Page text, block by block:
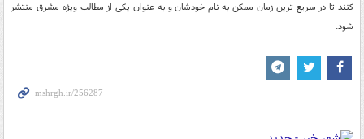
کنند تا در سریع ترین زمان ممکن به نام خودشان و به عنوان یکی از مطالب ویژه مشرق منتشر
شود.